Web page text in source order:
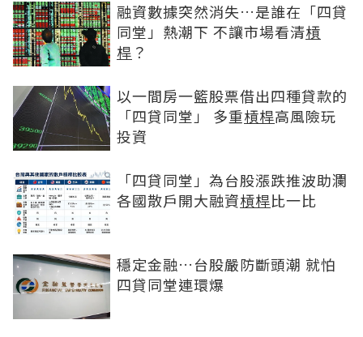
融資數據突然消失…是誰在「四貸
同堂」熱潮下 不讓市場看清槓
桿 ？
以一間房一籃股票借出四種貸款的
「四貸同堂」 多重槓桿高風險玩
投資
「四貸同堂」為台股漲跌推波助瀾
各國散戶開大融資槓桿比一比
穩定金融…台股嚴防斷頭潮 就怕
四貸同堂連環爆